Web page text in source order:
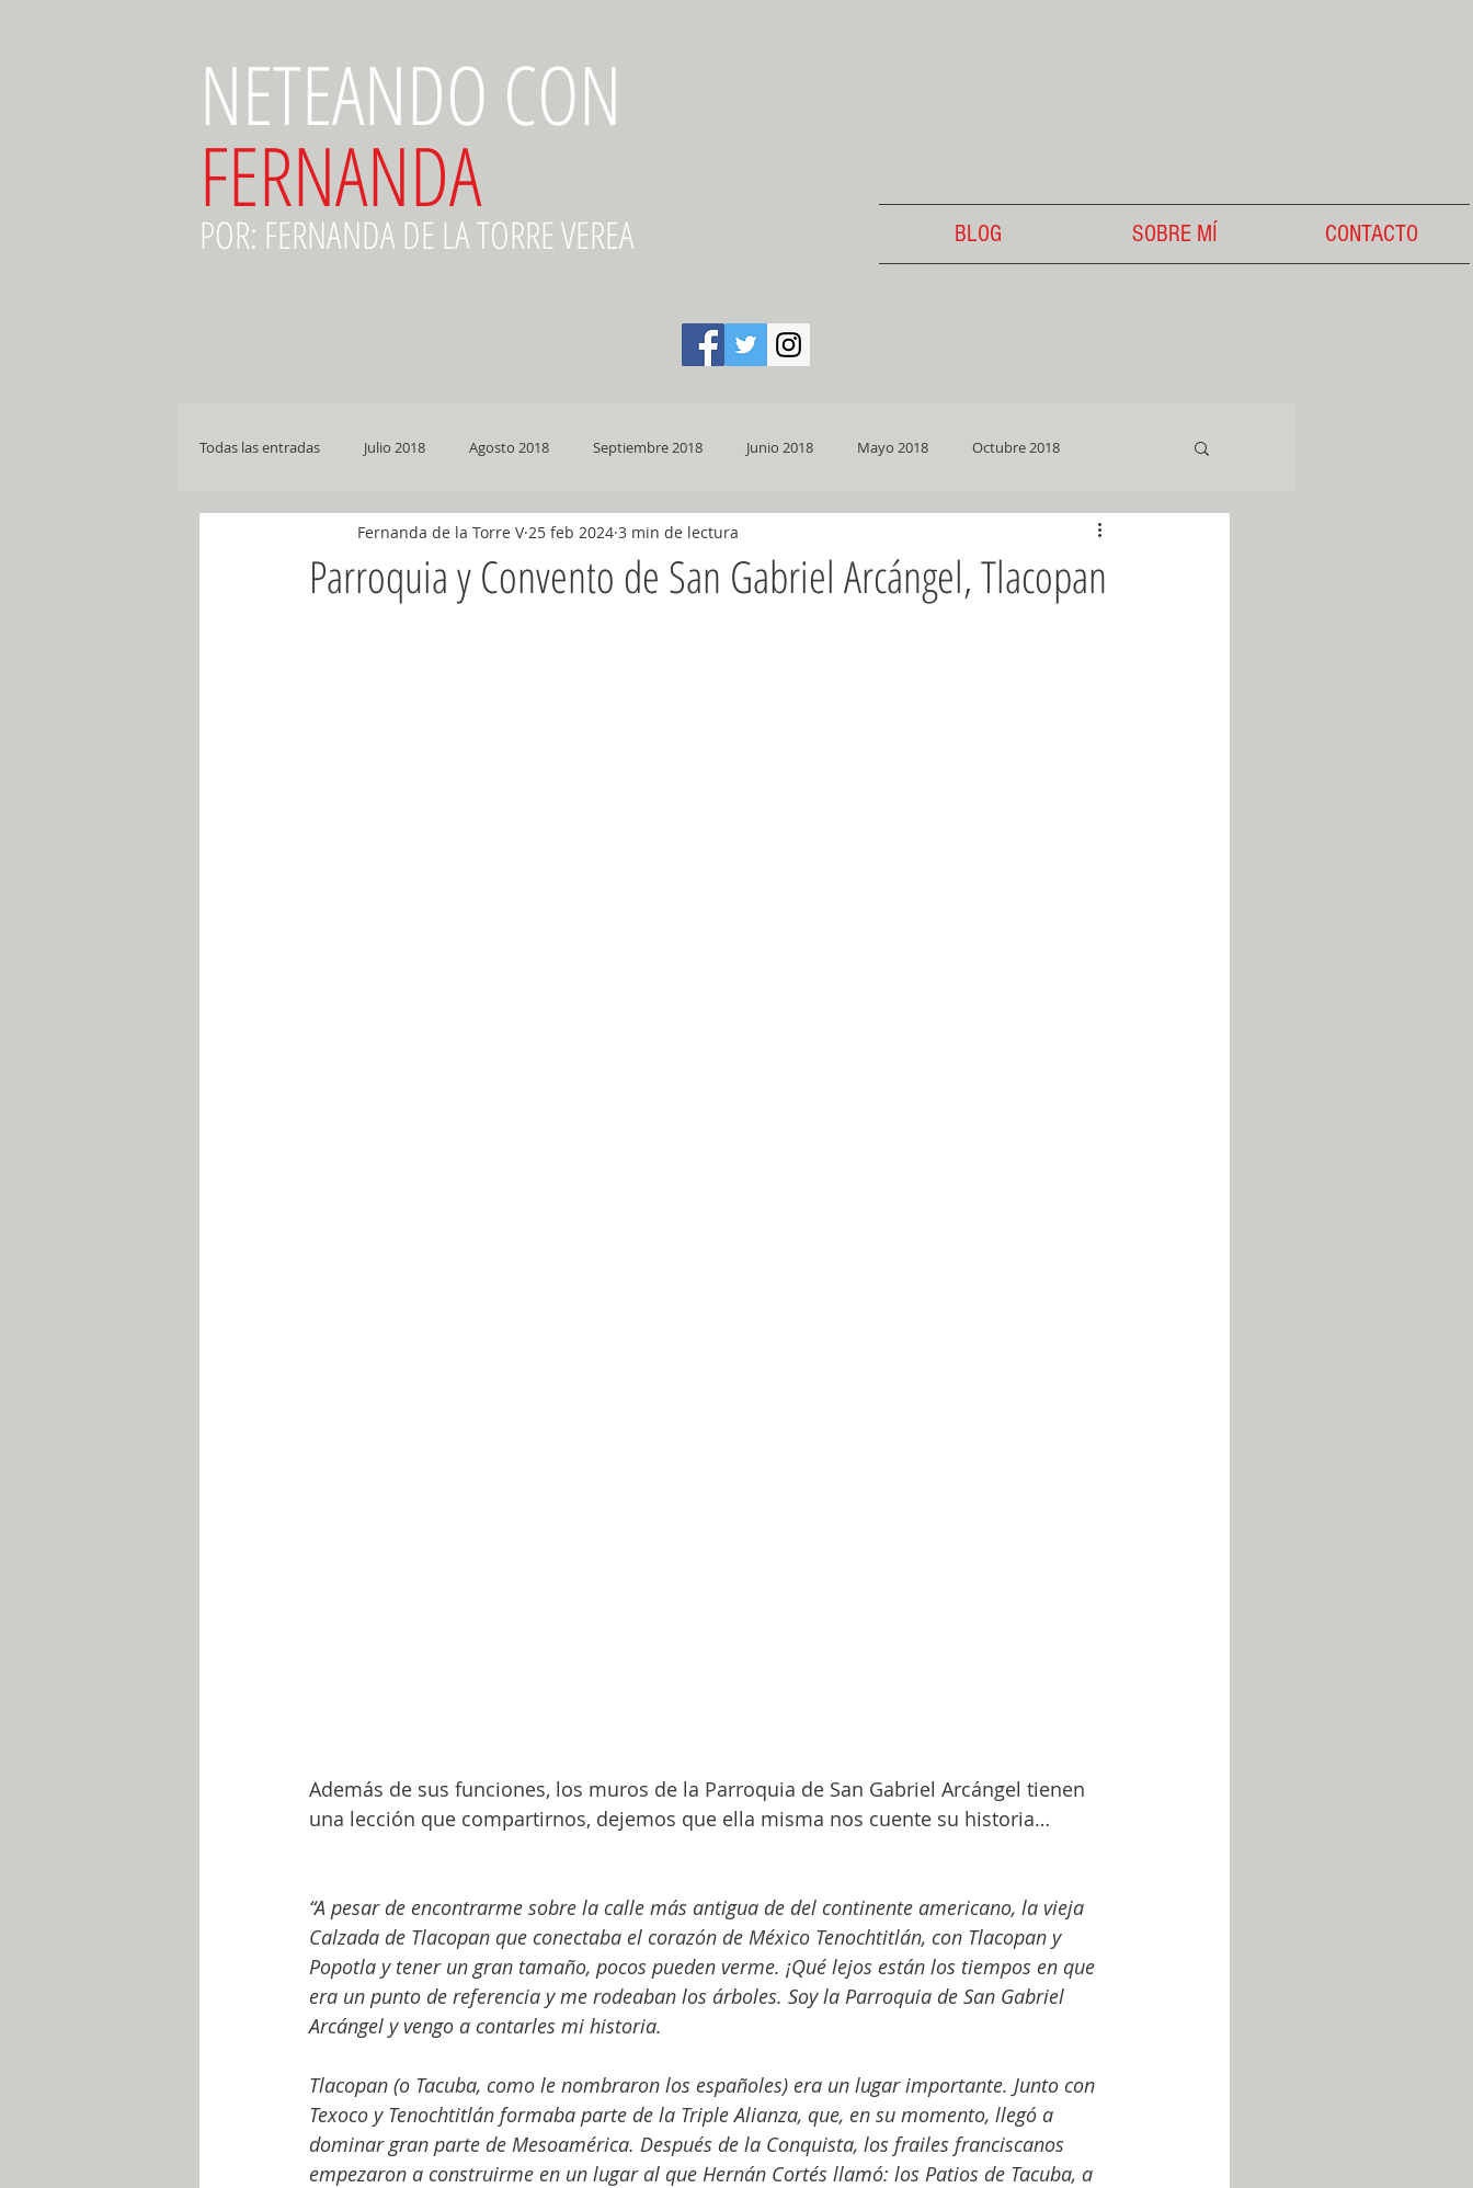
NETEANDO CON
FERNANDA
POR: FERNANDA DE LA TORRE VEREA BLOG SOBRE MÍ CONTACTO
Todas las entradas Julio 2018 Agosto 2018 Septiembre 2018 Junio 2018 Mayo 2018 Octubre 2018
Abril 2018 diciembre 2018 Enero 2019
Parroquia y Convento de San Gabriel Arcángel, Tlacopan
Fernanda de la Torre V 25 feb 2024 3 min de lectura
Además de sus funciones, los muros de la Parroquia de San Gabriel Arcángel tienen
una lección que compartirnos, dejemos que ella misma nos cuente su historia…
“A pesar de encontrarme sobre la calle más antigua de del continente americano, la vieja
Calzada de Tlacopan que conectaba el corazón de México Tenochtitlán, con Tlacopan y
Popotla y tener un gran tamaño, pocos pueden verme. ¡Qué lejos están los tiempos en que
era un punto de referencia y me rodeaban los árboles. Soy la Parroquia de San Gabriel
Arcángel y vengo a contarles mi historia.
Tlacopan (o Tacuba, como le nombraron los españoles) era un lugar importante. Junto con
Texoco y Tenochtitlán formaba parte de la Triple Alianza, que, en su momento, llegó a
dominar gran parte de Mesoamérica. Después de la Conquista, los frailes franciscanos
empezaron a construirme en un lugar al que Hernán Cortés llamó: los Patios de Tacuba, a